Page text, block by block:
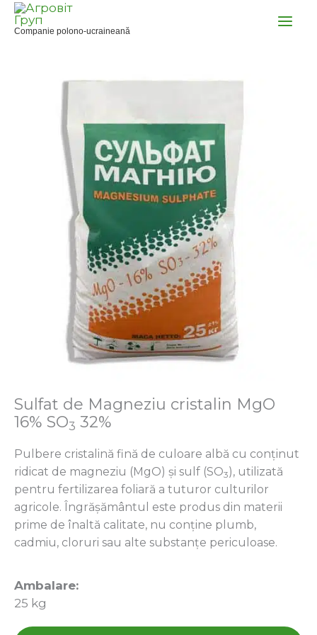
Skip
Companie polono-ucraineană
Sulfat de Magneziu cristalin MgO
16% SO3 32%
Pulbere cristalină fină de culoare albă cu conținut
ridicat de magneziu (MgO) și sulf (SO3), utilizată
pentru fertilizarea foliară a tuturor culturilor
agricole. Îngrășământul este produs din materii
prime de înaltă calitate, nu conține plumb,
cadmiu, cloruri sau alte substanțe periculoase.
Ambalare:
25 kg